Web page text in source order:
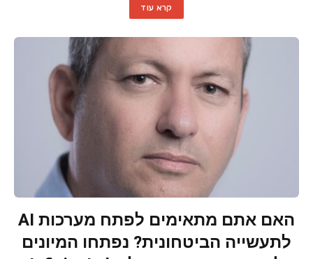
קרא עוד
האם אתם מתאימים לפתח מערכות AI
לתעשייה הביטחונית? נפתחו המיונים